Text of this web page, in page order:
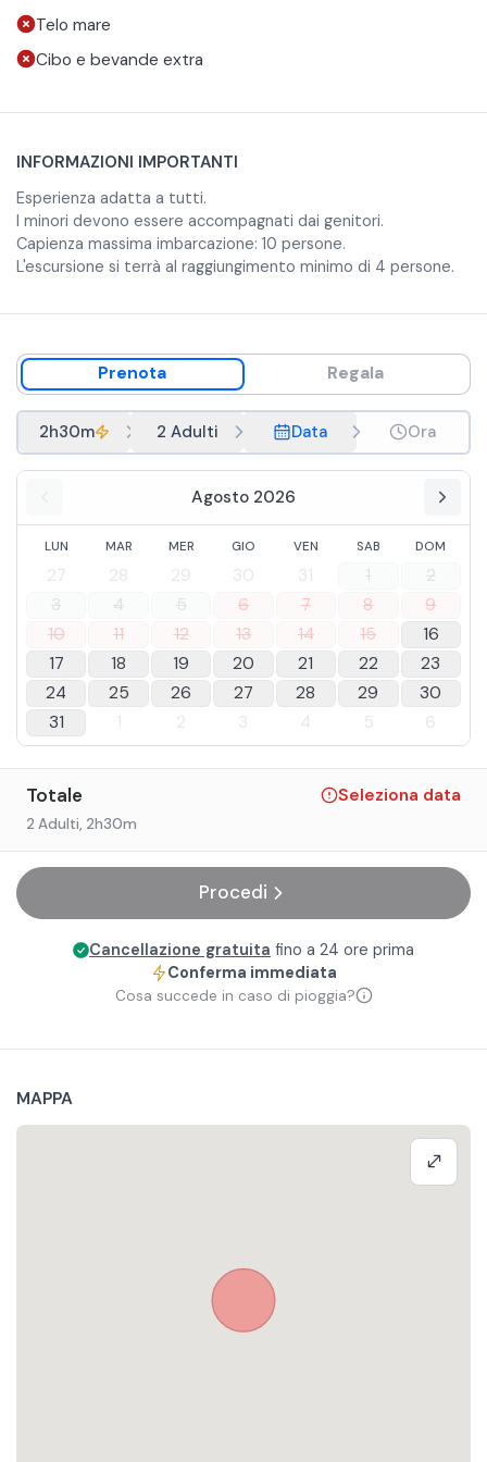
Telo mare
Cibo e bevande extra
INFORMAZIONI IMPORTANTI
Esperienza adatta a tutti.
I minori devono essere accompagnati dai genitori.
Capienza massima imbarcazione: 10 persone.
L'escursione si terrà al raggiungimento minimo di 4 persone.
Prenota Regala
2h30m 2 Adulti Data Ora
Agosto 2026
LUN MAR MER GIO VEN SAB DOM
27 28 29 30 31 1
2
3
4 5 6 7 8
9
10
11 12 13 14 15
16
17
18 19 20 21 22
23
24
25 26 27 28 29
30
31
1 2 3 4 5 6
Totale Seleziona data
2 Adulti, 2h30m
Procedi
Cancellazione gratuita fino a 24 ore prima
Conferma immediata
Cosa succede in caso di pioggia?
MAPPA